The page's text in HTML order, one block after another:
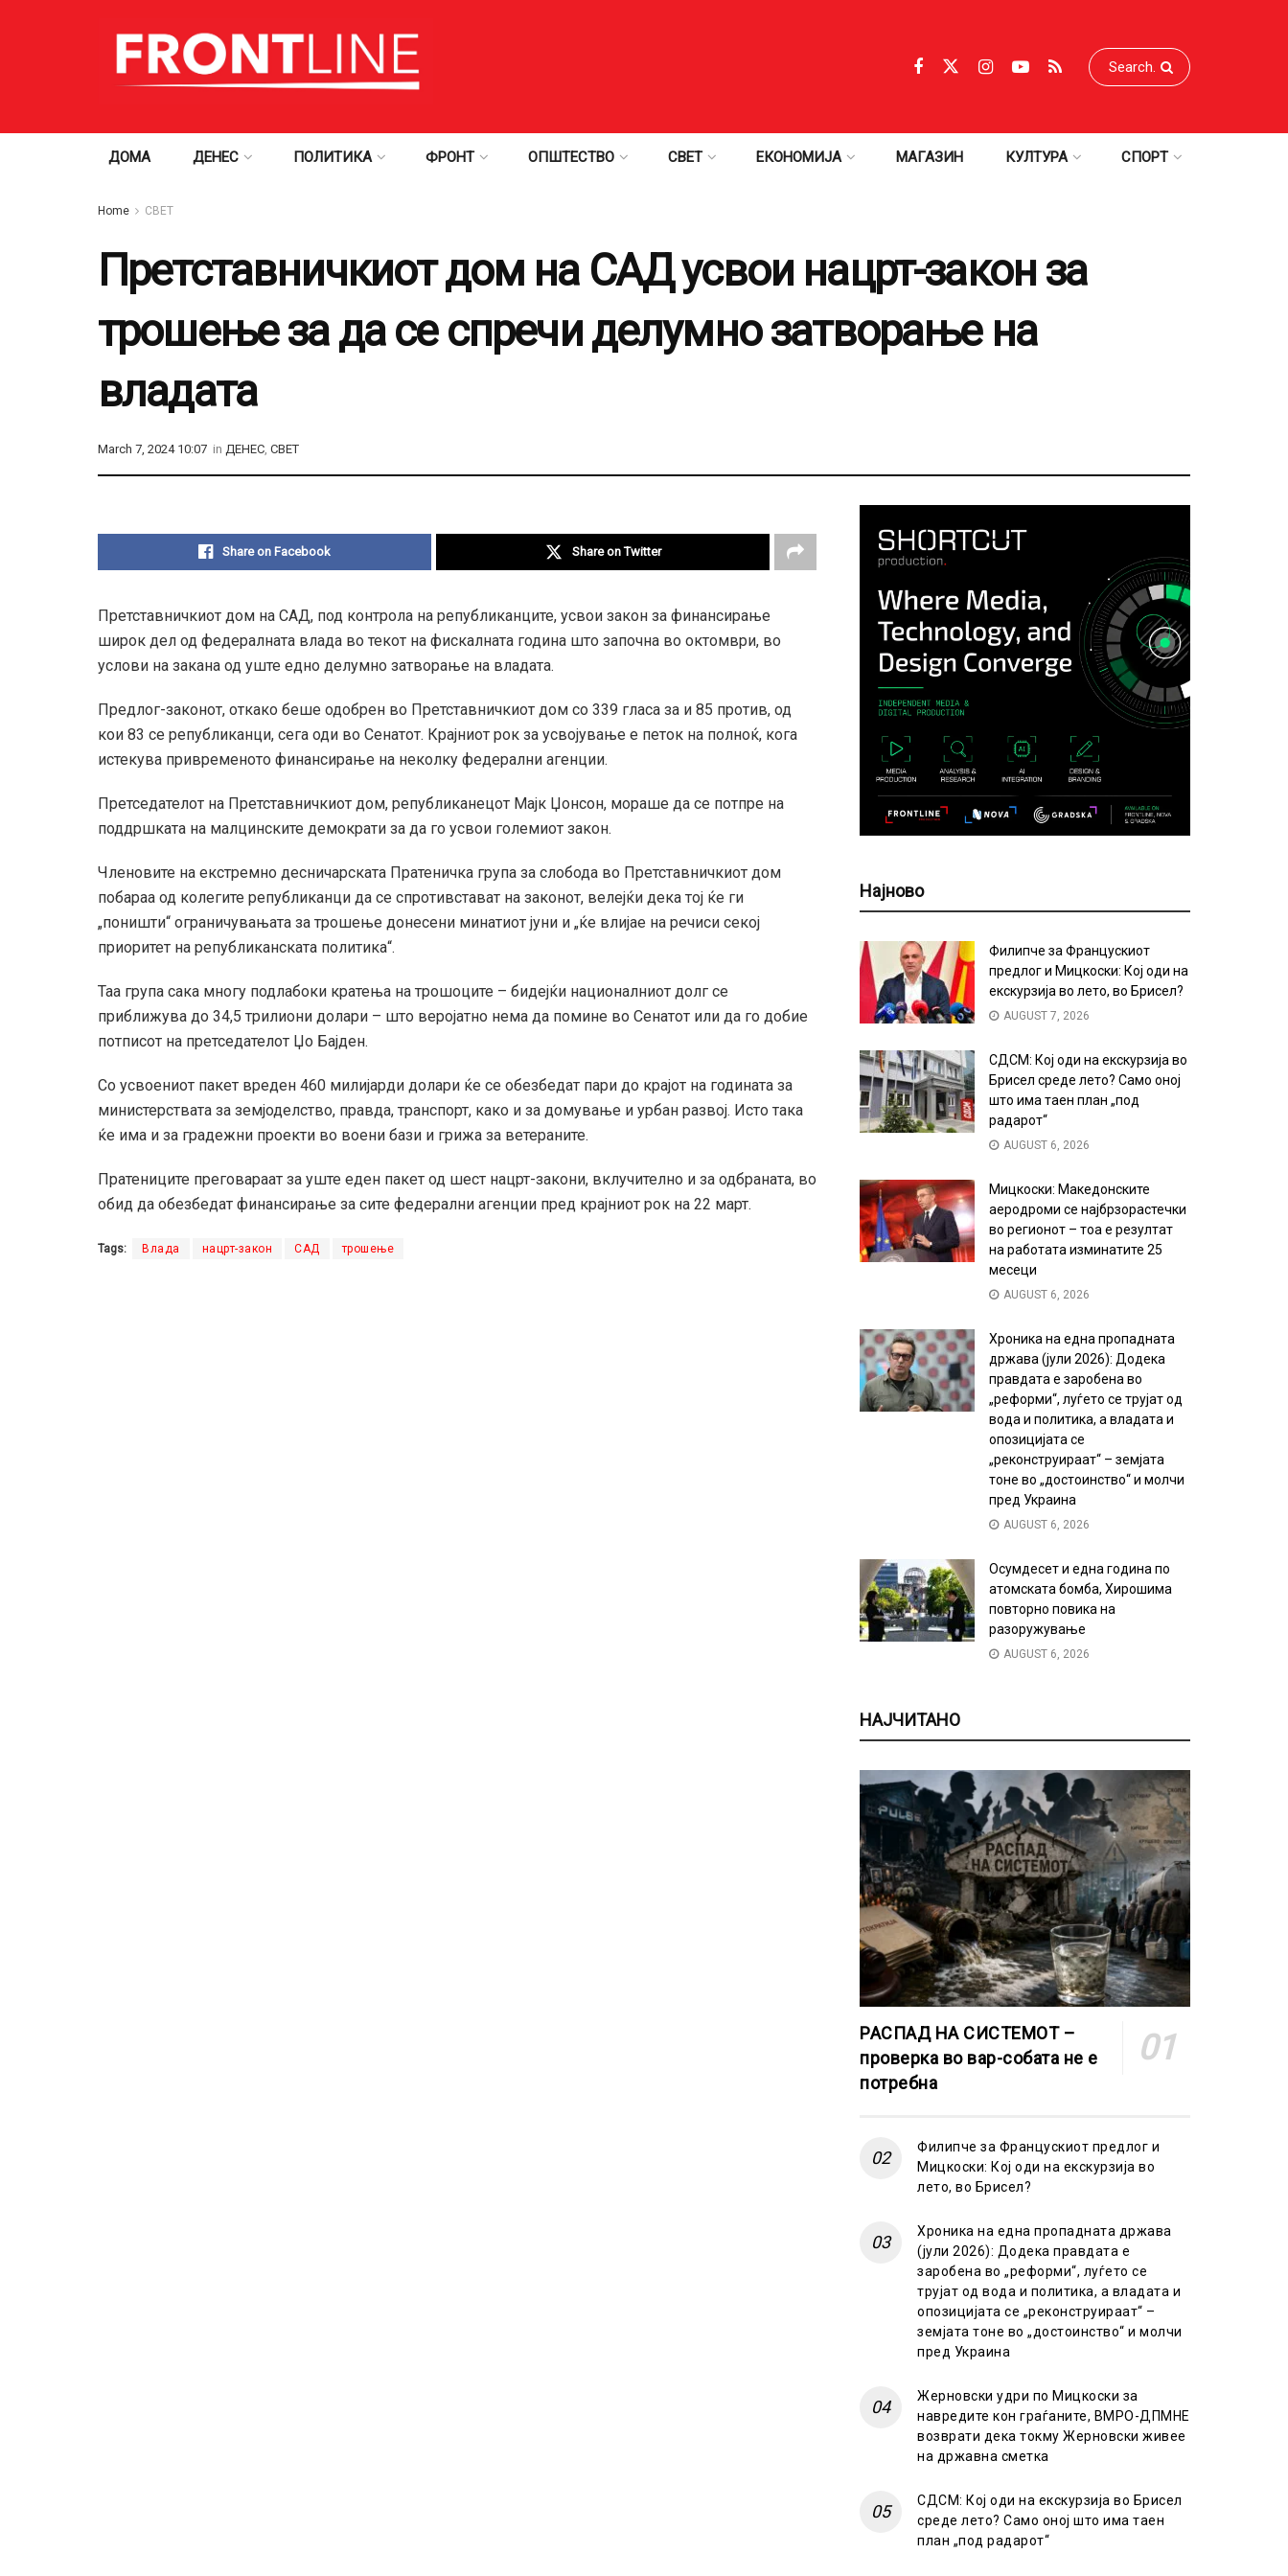
ДОМА ДЕНЕС ПОЛИТИКА ФРОНТ ОПШТЕСТВО СВЕТ ЕКОНОМИЈА МАГАЗИН КУЛТУРА СПОРТ
Home СВЕТ
Претставничкиот дом на САД усвои нацрт-закон за
трошење за да се спречи делумно затворање на
владата
March 7, 2024 10:07 in ДЕНЕС, СВЕТ
Share on Facebook Share on Twitter
Претставничкиот дом на САД, под контрола на републиканците, усвои закон за финансирање
широк дел од федералната влада во текот на фискалната година што започна во октомври, во
услови на закана од уште едно делумно затворање на владата.
Предлог-законот, откако беше одобрен во Претставничкиот дом со 339 гласа за и 85 против, од
кои 83 се републиканци, сега оди во Сенатот. Крајниот рок за усвојување е петок на полноќ, кога
истекува привременото финансирање на неколку федерални агенции.
Претседателот на Претставничкиот дом, републиканецот Мајк Џонсон, мораше да се потпре на
поддршката на малцинските демократи за да го усвои големиот закон.
Членовите на екстремно десничарската Пратеничка група за слобода во Претставничкиот дом
побараа од колегите републиканци да се спротивстават на законот, велејќи дека тој ќе ги
„поништи“ ограничувањата за трошење донесени минатиот јуни и „ќе влијае на речиси секој
приоритет на републиканската политика“.
Таа група сака многу подлабоки кратења на трошоците – бидејќи националниот долг се
приближува до 34,5 трилиони долари – што веројатно нема да помине во Сенатот или да го добие
потписот на претседателот Џо Бајден.
Со усвоениот пакет вреден 460 милијарди долари ќе се обезбедат пари до крајот на годината за
министерствата за земјоделство, правда, транспорт, како и за домување и урбан развој. Исто така
ќе има и за градежни проекти во воени бази и грижа за ветераните.
Пратениците преговараат за уште еден пакет од шест нацрт-закони, вклучително и за одбраната, во
обид да обезбедат финансирање за сите федерални агенции пред крајниот рок на 22 март.
Tags: Влада нацрт-закон САД трошење
Најново
Филипче за Францускиот
предлог и Мицкоски: Кој оди на
екскурзија во лето, во Брисел?
AUGUST 7, 2026
СДСМ: Кој оди на екскурзија во
Брисел среде лето? Само оној
што има таен план „под
радарот“
AUGUST 6, 2026
Мицкоски: Македонските
аеродроми се најбрзорастечки
во регионот – тоа е резултат
на работата изминатите 25
месеци
AUGUST 6, 2026
Хроника на една пропадната
држава (јули 2026): Додека
правдата е заробена во
„реформи“, луѓето се трујат од
вода и политика, а владата и
опозицијата се
„реконструираат“ – земјата
тоне во „достоинство“ и молчи
пред Украина
AUGUST 6, 2026
Осумдесет и една година по
атомската бомба, Хирошима
повторно повика на
разоружување
AUGUST 6, 2026
НАЈЧИТАНО
РАСПАД НА СИСТЕМОТ –
проверка во вар-собата не е
потребна
Филипче за Францускиот предлог и
Мицкоски: Кој оди на екскурзија во
лето, во Брисел?
Хроника на една пропадната држава
(јули 2026): Додека правдата е
заробена во „реформи“, луѓето се
трујат од вода и политика, а владата и
опозицијата се „реконструираат“ –
земјата тоне во „достоинство“ и молчи
пред Украина
Жерновски удри по Мицкоски за
навредите кон граѓаните, ВМРО-ДПМНЕ
возврати дека токму Жерновски живее
на државна сметка
СДСМ: Кој оди на екскурзија во Брисел
среде лето? Само оној што има таен
план „под радарот“